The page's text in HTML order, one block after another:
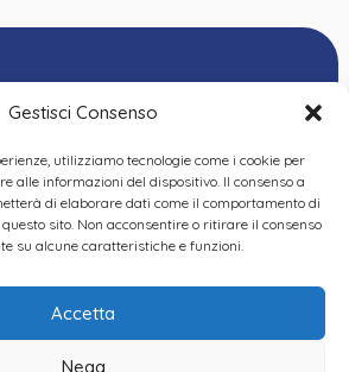
Gestisci Consenso
utilizziamo tecnologie come i cookie per
alle informazioni del dispositivo. Il consenso a
di elaborare dati come il comportamento di
sito. Non acconsentire o ritirare il consenso
su alcune caratteristiche e funzioni.
Accetta
Nega
Ordine delle
Psicologhe e degli
Psicologi del Piemonte
VIA GIANNONE 8A – 10121
TEL: